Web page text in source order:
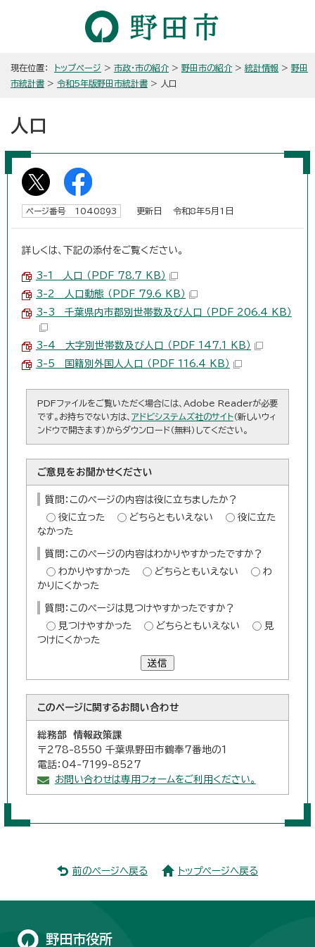
現在位置： トップページ > 市政・市の紹介 > 野田市の紹介 > 統計情報 > 野田
市統計書 > 令和5年版野田市統計書 > 人口
人口
ページ番号 1040893 更新日 令和8年5月1日
詳しくは、下記の添付をご覧ください。
3-1 人口 （PDF 78.7 KB）
3-2 人口動態 （PDF 79.6 KB）
3-3 千葉県内市郡別世帯数及び人口 （PDF 206.4 KB）
3-4 大字別世帯数及び人口 （PDF 147.1 KB）
3-5 国籍別外国人人口 （PDF 116.4 KB）
PDFファイルをご覧いただく場合には、Adobe Readerが必要
です。お持ちでない方は、 アドビシステムズ社のサイト（新しいウィ
ンドウで開きます）からダウンロード（無料）してください。
ご意見をお聞かせください
質問：このページの内容は役に立ちましたか？
役に立った
どちらともいえない
役に立た
なかった
質問：このページの内容はわかりやすかったですか？
わかりやすかった
どちらともいえない
わ
かりにくかった
質問：このページは見つけやすかったですか？
見つけやすかった
どちらともいえない
見
つけにくかった
送信
このページに関するお問い合わせ
総務部 情報政策課
〒278-8550 千葉県野田市鶴奉7番地の1
電話：04-7199-8527
お問い合わせは専用フォームをご利用ください。
前のページへ戻る トップページへ戻る
野田市役所